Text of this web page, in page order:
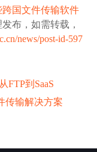
国文件传输软件
布，如需转载，
news/post-id-597
FTP到SaaS
传输解决方案